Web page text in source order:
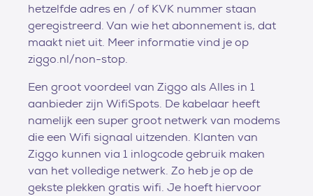
hetzelfde adres en / of KVK nummer staan
geregistreerd. Van wie het abonnement is, dat
maakt niet uit. Meer informatie vind je op
ziggo.nl/non-stop.
Een groot voordeel van Ziggo als Alles in 1
aanbieder zijn WifiSpots. De kabelaar heeft
namelijk een super groot netwerk van modems
die een Wifi signaal uitzenden. Klanten van
Ziggo kunnen via 1 inlogcode gebruik maken
van het volledige netwerk. Zo heb je op de
gekste plekken gratis wifi. Je hoeft hiervoor